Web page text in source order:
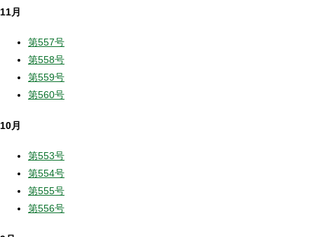
11月
第557号
第558号
第559号
第560号
10月
第553号
第554号
第555号
第556号